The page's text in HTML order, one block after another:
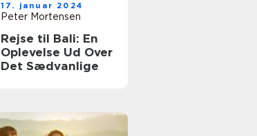
17. januar 2024
Peter Mortensen
Rejse til Bali: En
Oplevelse Ud Over
Det Sædvanlige